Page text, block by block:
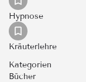
Hypnose
Kräuterlehre
Kategorien
Bücher